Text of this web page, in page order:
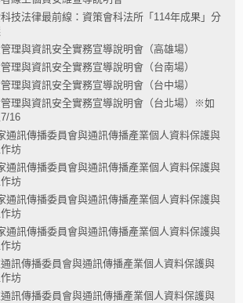
科技法律最前線：資策會科法所「114年成果」分
理與資訊安全實務宣導說明會（高雄場）
理與資訊安全實務宣導說明會（台南場）
理與資訊安全實務宣導說明會（台中場）
理與資訊安全實務宣導說明會（台北場）※如
16
通訊傳播委員會與通訊傳播產業個人資料保護與
坊
通訊傳播委員會與通訊傳播產業個人資料保護與
坊
通訊傳播委員會與通訊傳播產業個人資料保護與
坊
通訊傳播委員會與通訊傳播產業個人資料保護與
坊
通訊傳播委員會與通訊傳播產業個人資料保護與
坊
通訊傳播委員會與通訊傳播產業個人資料保護與